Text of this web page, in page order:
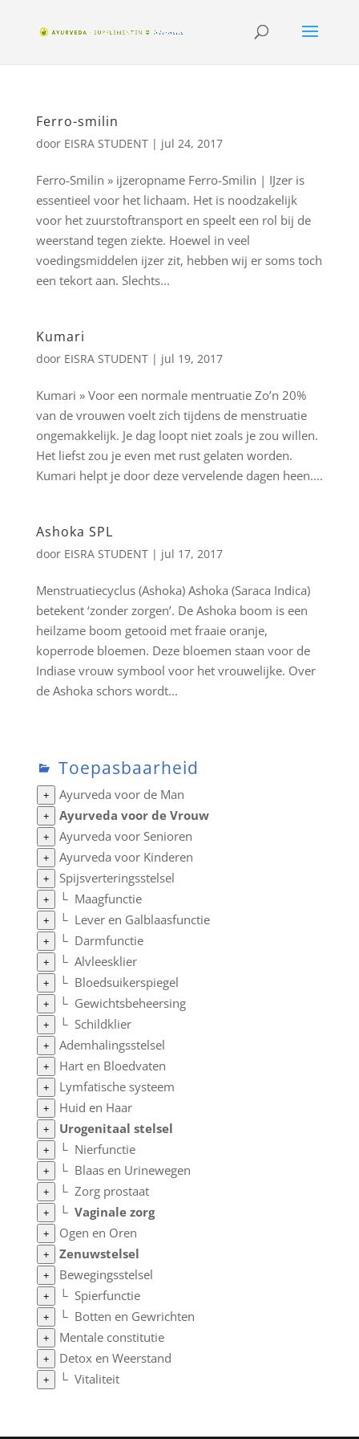
Ferro-smilin
door EISRA STUDENT| jul 24, 2017
Ferro-Smilin » ijzeropname Ferro-Smilin | IJzer is
essentieel voor het lichaam. Het is noodzakelijk
voor het zuurstoftransport en speelt een rol bij de
weerstand tegen ziekte. Hoewel in veel
voedingsmiddelen ijzer zit, hebben wij er soms toch
een tekort aan. Slechts...
Kumari
door EISRA STUDENT| jul 19, 2017
Kumari » Voor een normale mentruatie Zo’n 20%
van de vrouwen voelt zich tijdens de menstruatie
ongemakkelijk. Je dag loopt niet zoals je zou willen.
Het liefst zou je even met rust gelaten worden.
Kumari helpt je door deze vervelende dagen heen....
Ashoka SPL
door EISRA STUDENT| jul 17, 2017
Menstruatiecyclus (Ashoka) Ashoka (Saraca Indica)
betekent ‘zonder zorgen’. De Ashoka boom is een
heilzame boom getooid met fraaie oranje,
koperrode bloemen. Deze bloemen staan voor de
Indiase vrouw symbool voor het vrouwelijke. Over
de Ashoka schors wordt...
Toepasbaarheid
+ Ayurveda voor de Man
+ Ayurveda voor de Vrouw
+ Ayurveda voor Senioren
+ Ayurveda voor Kinderen
+ Spijsverteringsstelsel
+ └ Maagfunctie
+ └ Lever en Galblaasfunctie
+ └ Darmfunctie
+ └ Alvleesklier
+ └ Bloedsuikerspiegel
+ └ Gewichtsbeheersing
+ └ Schildklier
+ Ademhalingsstelsel
+ Hart en Bloedvaten
+ Lymfatische systeem
+ Huid en Haar
+ Urogenitaal stelsel
+ └ Nierfunctie
+ └ Blaas en Urinewegen
+ └ Zorg prostaat
+ └ Vaginale zorg
+ Ogen en Oren
+ Zenuwstelsel
+ Bewegingsstelsel
+ └ Spierfunctie
+ └ Botten en Gewrichten
+ Mentale constitutie
+ Detox en Weerstand
+ └ Vitaliteit